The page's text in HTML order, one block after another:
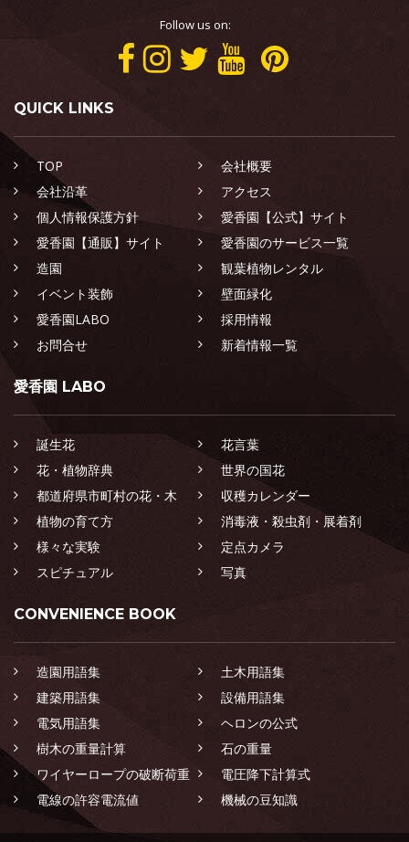
Follow us on:
QUICK LINKS
TOP
会社概要
会社沿革
アクセス
個人情報保護方針
愛香園【公式】サイト
愛香園【通販】サイト
愛香園のサービス一覧
造園
観葉植物レンタル
イベント装飾
壁面緑化
愛香園LABO
採用情報
お問合せ
新着情報一覧
愛香園 LABO
誕生花
花言葉
花・植物辞典
世界の国花
都道府県市町村の花・木
収穫カレンダー
植物の育て方
消毒液・殺虫剤・展着剤
様々な実験
定点カメラ
スピチュアル
写真
CONVENIENCE BOOK
造園用語集
土木用語集
建築用語集
設備用語集
電気用語集
ヘロンの公式
樹木の重量計算
石の重量
ワイヤーロープの破断荷重
電圧降下計算式
電線の許容電流値
機械の豆知識